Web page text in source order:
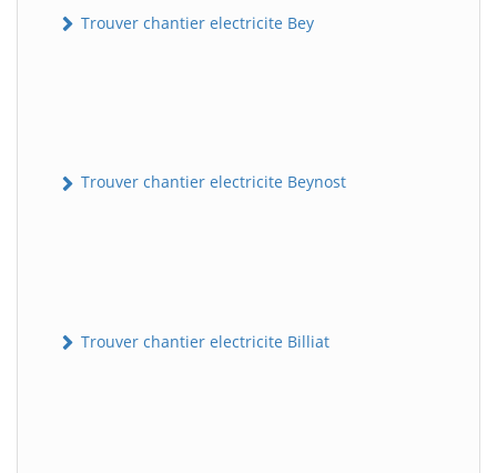
Trouver chantier electricite Bey
Trouver chantier electricite Beynost
Trouver chantier electricite Billiat